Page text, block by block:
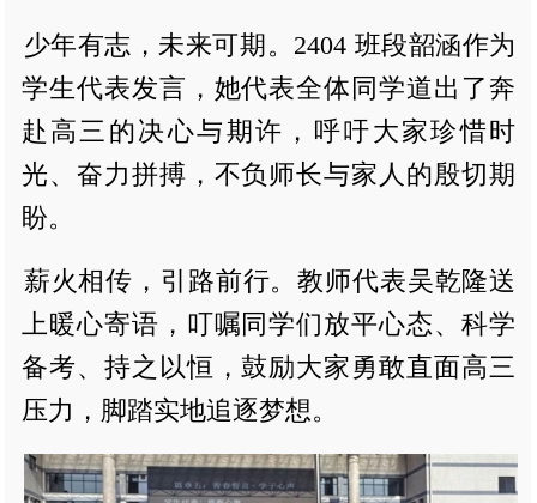
少年有志，未来可期。2404 班段韶涵作为
学生代表发言，她代表全体同学道出了奔
赴高三的决心与期许，呼吁大家珍惜时
光、奋力拼搏，不负师长与家人的殷切期
盼。
薪火相传，引路前行。教师代表吴乾隆送
上暖心寄语，叮嘱同学们放平心态、科学
备考、持之以恒，鼓励大家勇敢直面高三
压力，脚踏实地追逐梦想。